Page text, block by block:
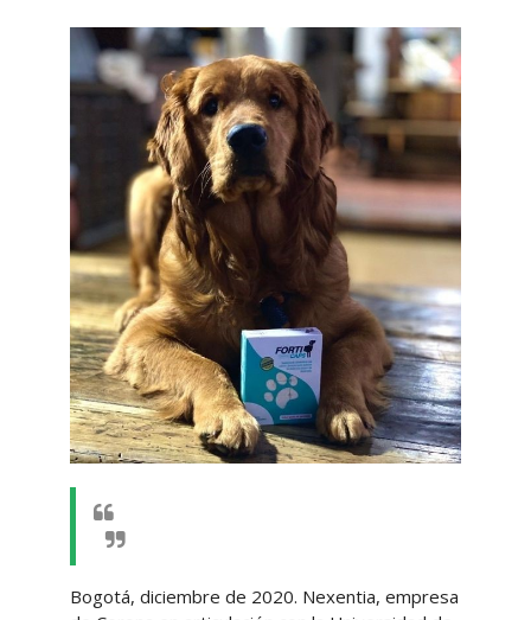
Bogotá, diciembre de 2020. Nexentia, empresa